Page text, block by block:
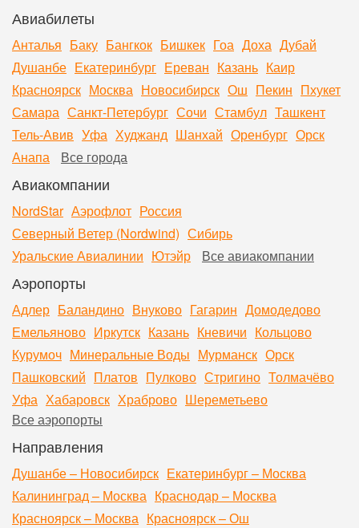
Авиабилеты
Анталья Баку Бангкок Бишкек Гоа Доха Дубай
Душанбе Екатеринбург Ереван Казань Каир
Красноярск Москва Новосибирск Ош Пекин Пхукет
Самара Санкт-Петербург Сочи Стамбул Ташкент
Тель-Авив Уфа Худжанд Шанхай Оренбург Орск
Анапа
Все города
Авиакомпании
NordStar Аэрофлот Россия
Северный Ветер (Nordwind) Сибирь
Уральские Авиалинии Ютэйр Все авиакомпании
Аэропорты
Адлер Баландино Внуково Гагарин Домодедово
Емельяново Иркутск Казань Кневичи Кольцово
Курумоч Минеральные Воды Мурманск Орск
Пашковский Платов Пулково Стригино Толмачёво
Уфа Хабаровск Храброво Шереметьево
Все аэропорты
Направления
Душанбе – Новосибирск Екатеринбург – Москва
Калининград – Москва Краснодар – Москва
Красноярск – Москва Красноярск – Ош